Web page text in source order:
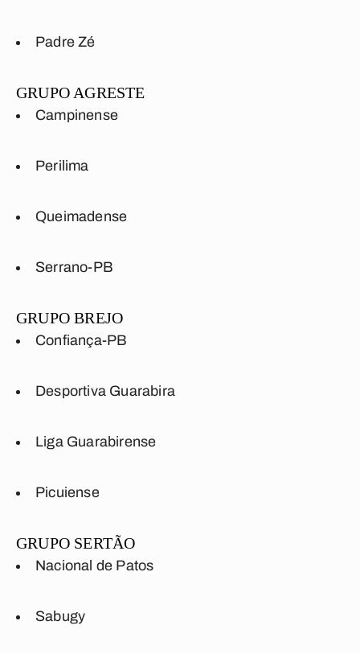
Padre Zé
GRUPO AGRESTE
Campinense
Perilima
Queimadense
Serrano-PB
GRUPO BREJO
Confiança-PB
Desportiva Guarabira
Liga Guarabirense
Picuiense
GRUPO SERTÃO
Nacional de Patos
Sabugy